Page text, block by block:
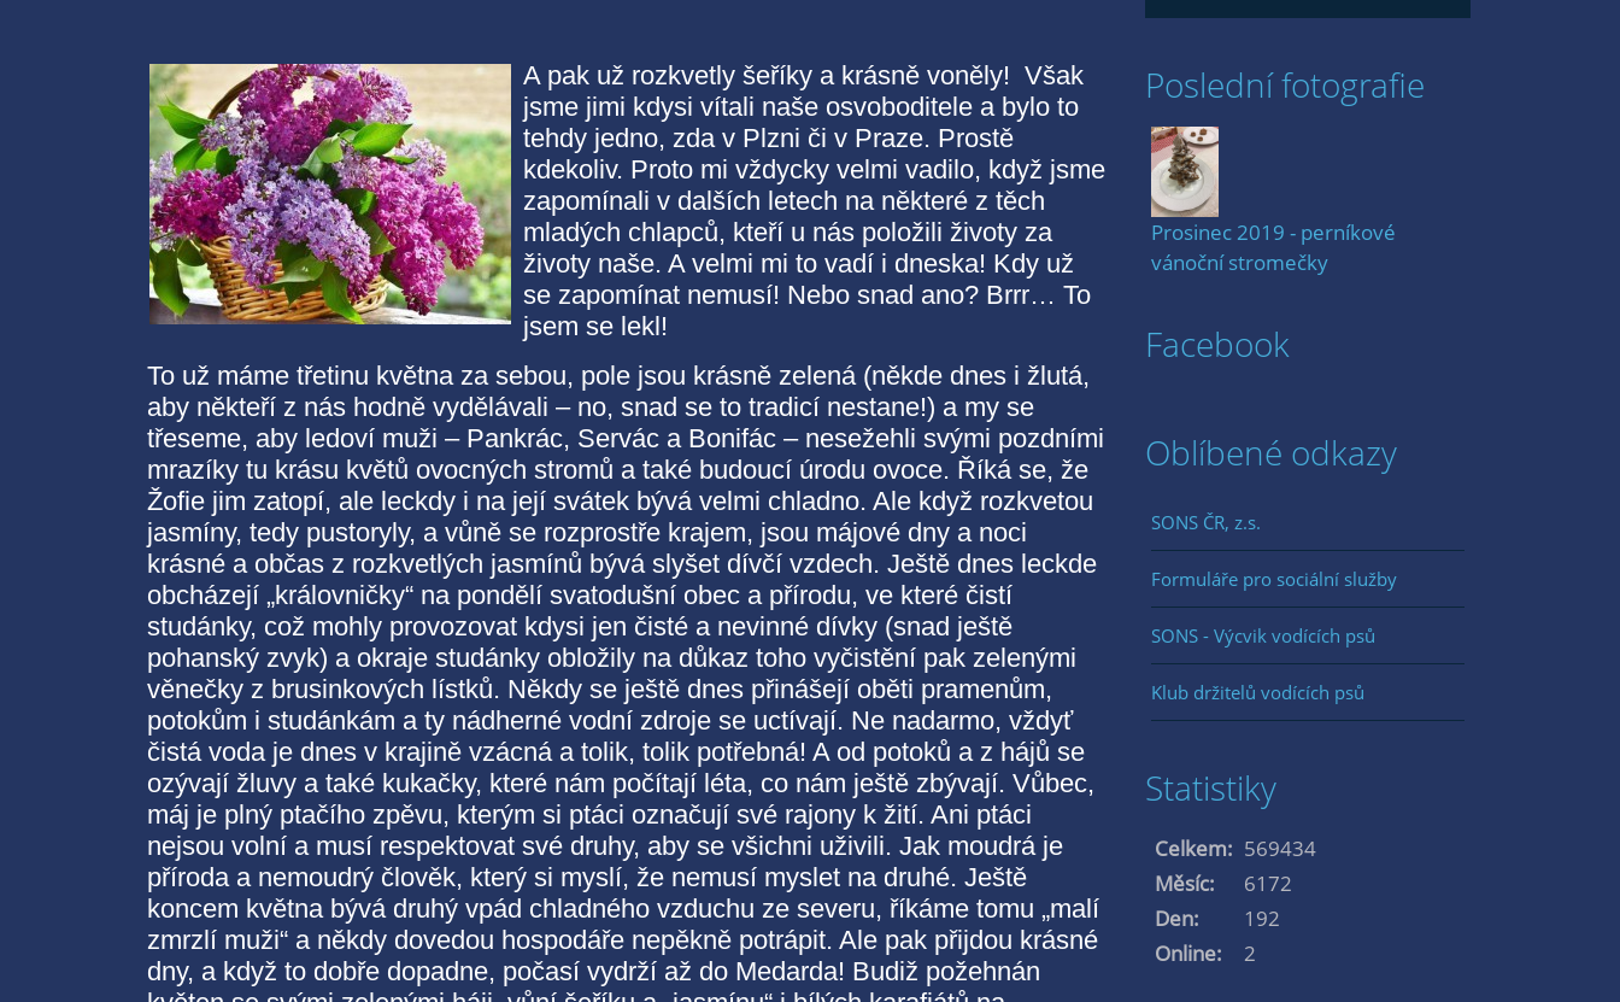
A pak už rozkvetly šeříky a krásně voněly! Však
jsme jimi kdysi vítali naše osvoboditele a bylo to
tehdy jedno, zda v Plzni či v Praze. Prostě
kdekoliv. Proto mi vždycky velmi vadilo, když jsme
zapomínali v dalších letech na některé z těch
mladých chlapců, kteří u nás položili životy za
životy naše. A velmi mi to vadí i dneska! Kdy už
se zapomínat nemusí! Nebo snad ano? Brrr… To
jsem se lekl!
To už máme třetinu května za sebou, pole jsou krásně zelená (někde dnes i žlutá,
aby někteří z nás hodně vydělávali – no, snad se to tradicí nestane!) a my se
třeseme, aby ledoví muži – Pankrác, Servác a Bonifác – nesežehli svými pozdními
mrazíky tu krásu květů ovocných stromů a také budoucí úrodu ovoce. Říká se, že
Žofie jim zatopí, ale leckdy i na její svátek bývá velmi chladno. Ale když rozkvetou
jasmíny, tedy pustoryly, a vůně se rozprostře krajem, jsou májové dny a noci
krásné a občas z rozkvetlých jasmínů bývá slyšet dívčí vzdech. Ještě dnes leckde
obcházejí „královničky“ na pondělí svatodušní obec a přírodu, ve které čistí
studánky, což mohly provozovat kdysi jen čisté a nevinné dívky (snad ještě
pohanský zvyk) a okraje studánky obložily na důkaz toho vyčistění pak zelenými
věnečky z brusinkových lístků. Někdy se ještě dnes přinášejí oběti pramenům,
potokům i studánkám a ty nádherné vodní zdroje se uctívají. Ne nadarmo, vždyť
čistá voda je dnes v krajině vzácná a tolik, tolik potřebná! A od potoků a z hájů se
ozývají žluvy a také kukačky, které nám počítají léta, co nám ještě zbývají. Vůbec,
máj je plný ptačího zpěvu, kterým si ptáci označují své rajony k žití. Ani ptáci
nejsou volní a musí respektovat své druhy, aby se všichni uživili. Jak moudrá je
příroda a nemoudrý člověk, který si myslí, že nemusí myslet na druhé. Ještě
koncem května bývá druhý vpád chladného vzduchu ze severu, říkáme tomu „malí
zmrzlí muži“ a někdy dovedou hospodáře nepěkně potrápit. Ale pak přijdou krásné
dny, a když to dobře dopadne, počasí vydrží až do Medarda! Budiž požehnán
Poslední fotografie
Prosinec 2019 - perníkové
vánoční stromečky
Facebook
Oblíbené odkazy
SONS ČR, z.s.
Formuláře pro sociální služby
SONS - Výcvik vodících psů
Klub držitelů vodících psů
Statistiky
Online: 2
Celkem: 569434
Měsíc:
6172
Den:
192